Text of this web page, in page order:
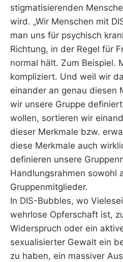
stigmatisierenden
wird. „Wir Menschen mit
man uns für psychisch
Richtung, in der Regel für
normal hält. Zum Beispiel.
kompliziert. Und weil wir
einander an genau diesen
wir unsere Gruppe
wollen, sortieren wir
dieser Merkmale bzw.
diese Merkmale auch
definieren unsere
Handlungsrahmen sowohl
Gruppenmitglieder.
In DIS-Bubbles, wo
wehrlose Opferschaft ist,
Widerspruch oder ein
sexualisierter Gewalt ein
zu haben, ein massiver